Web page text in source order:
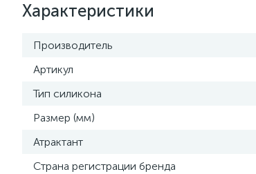
Характеристики
Производитель
Артикул
Тип силикона
Размер (мм)
Атрактант
Страна регистрации бренда